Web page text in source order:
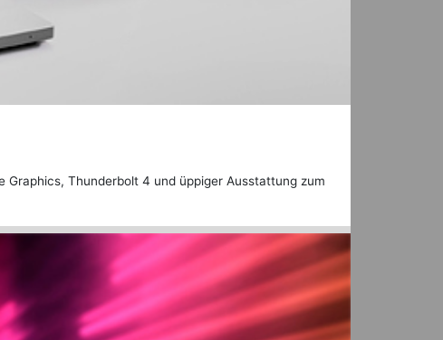
Graphics, Thunderbolt 4 und üppiger Ausstattung zum